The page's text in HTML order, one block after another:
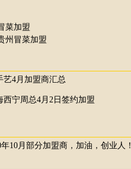
菜加盟
州冒菜加盟
艺4月加盟商汇总
西宁周总4月2日签约加盟
年10月部分加盟商，加油，创业人！